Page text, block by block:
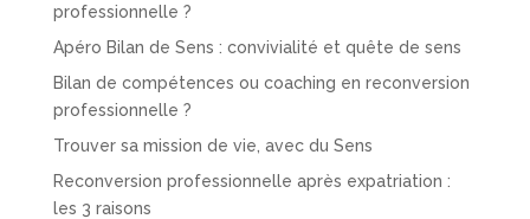
professionnelle ?
Apéro Bilan de Sens : convivialité et quête de sens
Bilan de compétences ou coaching en reconversion
professionnelle ?
Trouver sa mission de vie, avec du Sens
Reconversion professionnelle après expatriation :
les 3 raisons